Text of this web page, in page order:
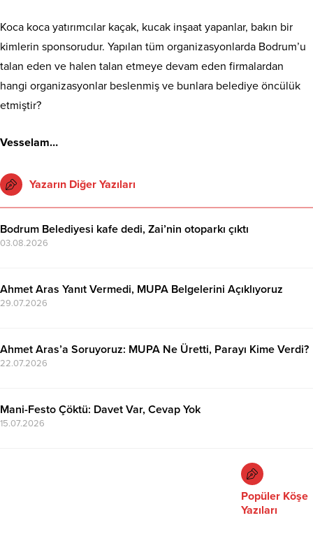
Koca koca yatırımcılar kaçak, kucak inşaat yapanlar, bakın bir
kimlerin sponsorudur. Yapılan tüm organizasyonlarda Bodrum’u
talan eden ve halen talan etmeye devam eden firmalardan
hangi organizasyonlar beslenmiş ve bunlara belediye öncülük
etmiştir?
Vesselam…
Yazarın Diğer Yazıları
Bodrum Belediyesi kafe dedi, Zai’nin otoparkı çıktı
03.08.2026
Ahmet Aras Yanıt Vermedi, MUPA Belgelerini Açıklıyoruz
29.07.2026
Ahmet Aras’a Soruyoruz: MUPA Ne Üretti, Parayı Kime Verdi?
22.07.2026
Mani-Festo Çöktü: Davet Var, Cevap Yok
15.07.2026
Popüler Köşe
Yazıları